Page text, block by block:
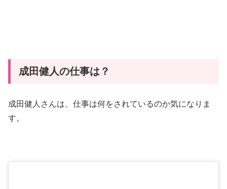
成田健人の仕事は？
成田健人さんは、仕事は何をされているのか気になりま
す。